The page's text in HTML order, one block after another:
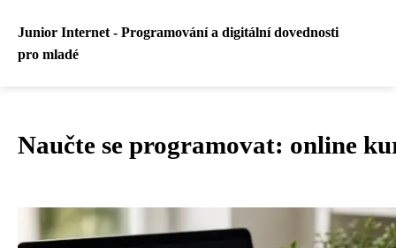
Junior Internet - Programování a digitální dovednosti
pro mladé
Naučte se programovat: online